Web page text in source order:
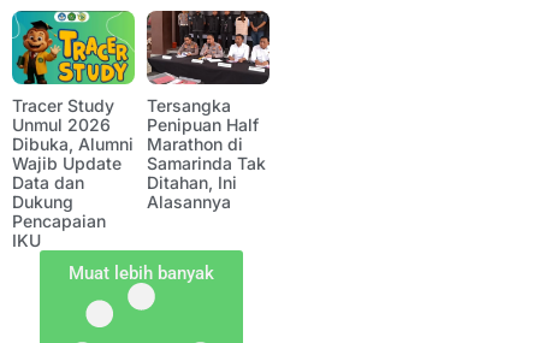
Tracer Study
Unmul 2026
Dibuka, Alumni
Wajib Update
Data dan
Dukung
Pencapaian
IKU
Tersangka
Penipuan Half
Marathon di
Samarinda Tak
Ditahan, Ini
Alasannya
Muat lebih banyak